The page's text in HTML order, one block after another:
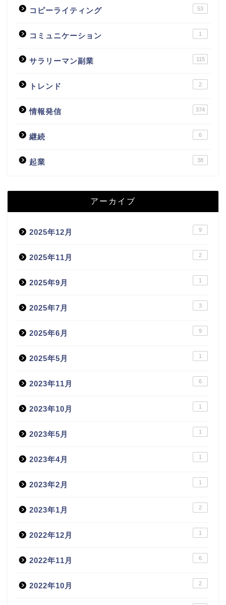
コピーライティング 53
コミュニケーション 1
サラリーマン副業 115
トレンド 2
情報発信 374
継続 6
起業 38
アーカイブ
2025年12月 9
2025年11月 2
2025年9月 1
2025年7月 3
2025年6月 9
2025年5月 1
2023年11月 6
2023年10月 1
2023年5月 1
2023年4月 1
2023年2月 1
2023年1月 2
2022年12月 1
2022年11月 6
2022年10月 2